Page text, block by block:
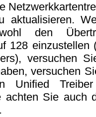
aktualisieren.
den
128 einzustellen
versuchen
versuchen
Unified
achten Sie auch